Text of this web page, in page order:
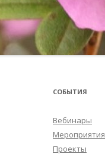
ПОРТФОЛИО
СОБЫТИЯ
Вебинары
Мероприятия
Проекты